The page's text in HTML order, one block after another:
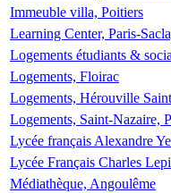
Immeuble villa, Poitiers
Learning Center, Paris-
Logements étudiants &
Logements, Floirac
Logements, Hérouville
Logements, Saint-Nazaire,
Lycée français Alexandre
Lycée Français Charles
Médiathèque, Angoulême